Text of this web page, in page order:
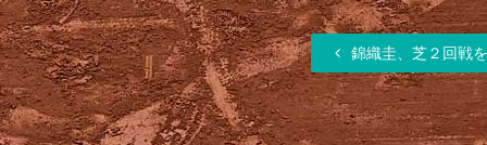
錦織圭、芝２回戦